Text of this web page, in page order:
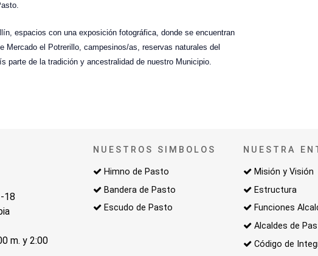
espacios con una exposición fotográfica, donde se encuentran
Mercado el Potrerillo, campesinos/as, reservas naturales del
parte de la tradición y ancestralidad de nuestro Municipio.
18
m. y 2:00
NUESTROS SIMBOLOS
Himno de Pasto
Bandera de Pasto
Escudo de Pasto
NUESTRA
Misión y Visión
Estructura
Funciones
Alcaldes de
Código de